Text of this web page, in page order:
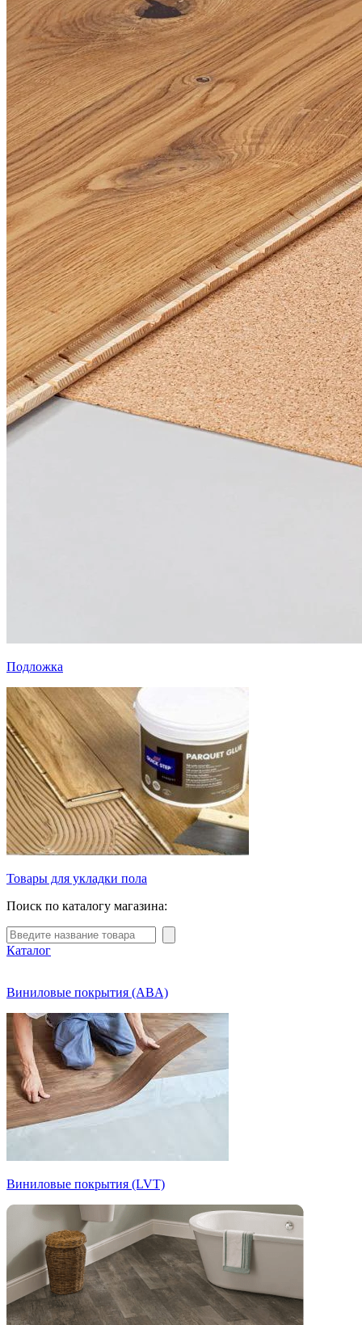
Подложка
Товары для укладки пола
Поиск по каталогу магазина:
Каталог
Виниловые покрытия (ABA)
Виниловые покрытия (LVT)